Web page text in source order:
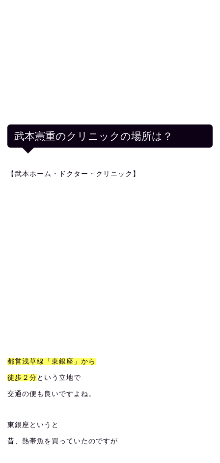
武本憲重のクリニックの場所は？
【武本ホーム・ドクター・クリニック】
都営浅草線「東銀座」から
徒歩２分 という立地で
交通の便も良いですよね。
東銀座というと
昔、熱帯魚を買っていたのですが